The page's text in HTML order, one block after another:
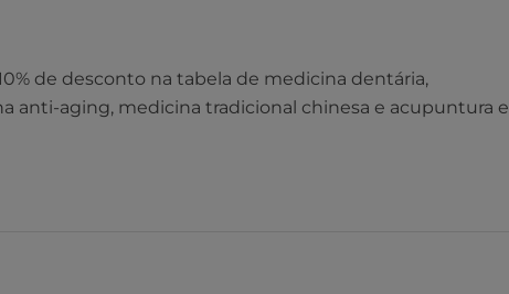
de desconto na tabela de medicina dentária,
anti-aging, medicina tradicional chinesa e acupuntura e